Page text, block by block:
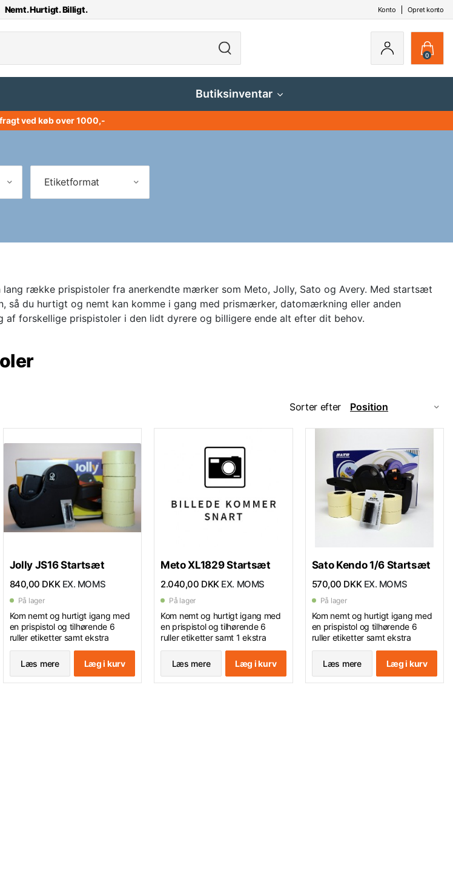
Nemt. Hurtigt. Billigt. Konto Opret konto
0
Butiksinventar
ved køb over 1000,-
Etiketformat
lang række prispistoler fra anerkendte mærker som Meto, Jolly, Sato og Avery. Med startsæt
så du hurtigt og nemt kan komme i gang med prismærker, datomærkning eller anden
af forskellige prispistoler i den lidt dyrere og billigere ende alt efter dit behov.
Sorter efter
Jolly JS16 Startsæt
840,00 DKK EX. MOMS
På lager
Kom nemt og hurtigt igang med
en prispistol og tilhørende 6
ruller etiketter samt ekstra
farverulle.
Etiketformat : 26x16 mm - 2
linjers pistol med 10 cifre foroven
og 10 cifre forneden.
Læs mere Læg i kurv
Meto XL1829 Startsæt
2.040,00 DKK EX. MOMS
På lager
Kom nemt og hurtigt igang med
en prispistol og tilhørende 6
ruller etiketter samt 1 ekstra
farverulle.
Etiketformat : 29x28 mm - 2
linjes prispistol med 11 små cifre
foroven og 7 store cifre i midten.
Læs mere Læg i kurv
Sato Kendo 1/6 Startsæt
570,00 DKK EX. MOMS
På lager
Kom nemt og hurtigt igang med
en prispistol og tilhørende 6
ruller etiketter samt ekstra
farverulle.
Etiketformat : 26x12 mm - 1 linjes
pistol med 6 store cifre
Læs mere Læg i kurv